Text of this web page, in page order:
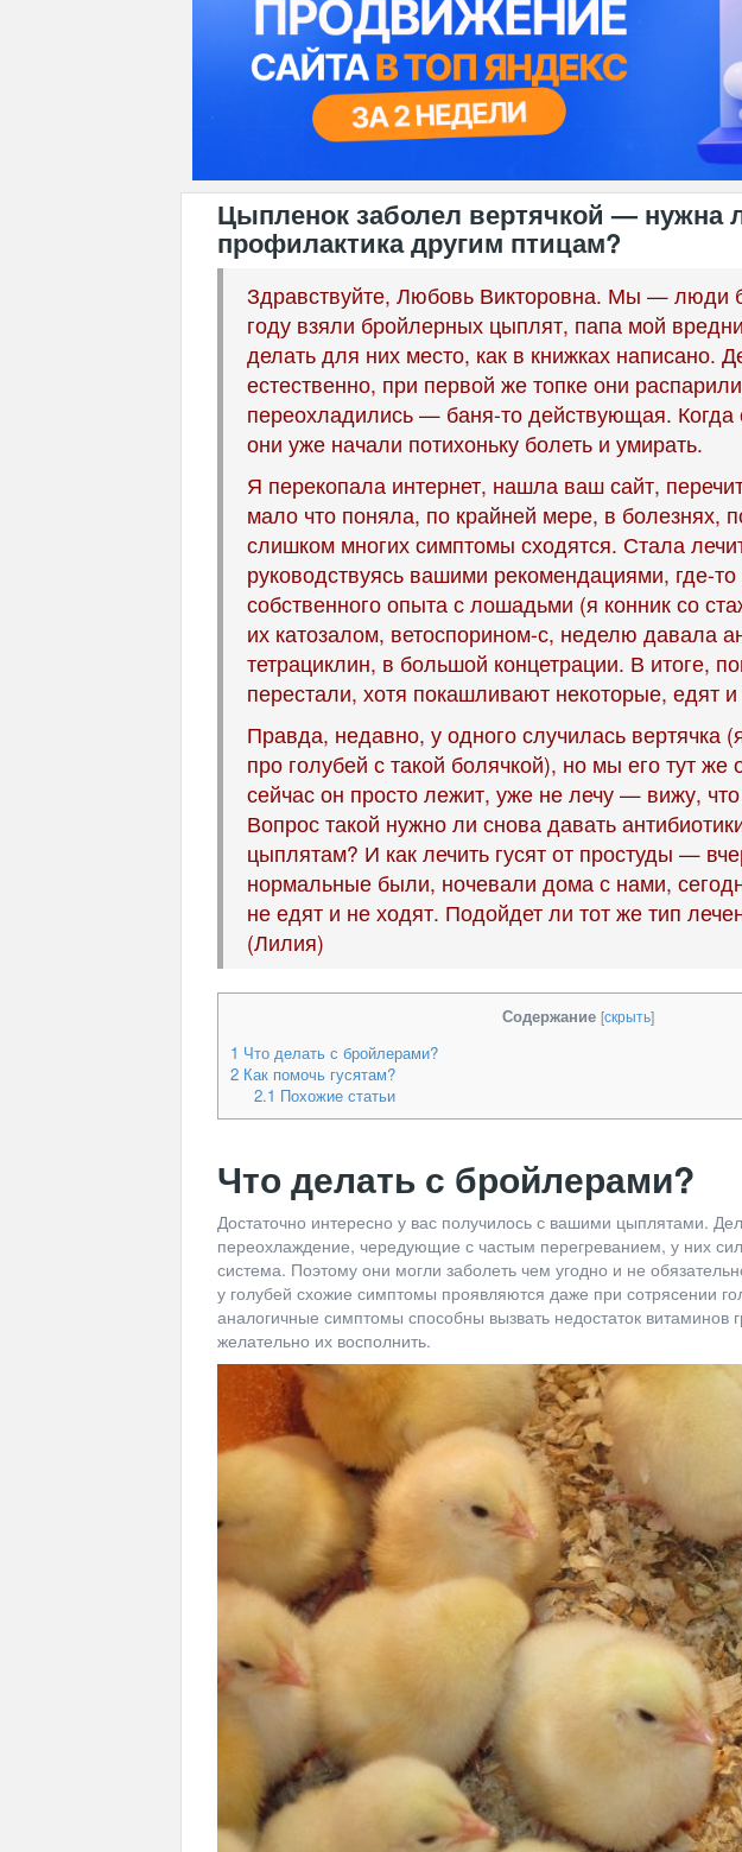
Цыпленок заболел вертячкой — нужна
профилактика другим птицам?
Здравствуйте, Любовь Викторовна. Мы — люди
году взяли бройлерных цыплят, папа мой
делать для них место, как в книжках написано.
естественно, при первой же топке они
переохладились — баня-то действующая. Когда
они уже начали потихоньку болеть и умирать.
Я перекопала интернет, нашла ваш сайт,
мало что поняла, по крайней мере, в болезнях,
слишком многих симптомы сходятся. Стала
руководствуясь вашими рекомендациями, где-то
собственного опыта с лошадьми (я конник со
их катозалом, ветоспорином-с, неделю давала
тетрациклин, в большой концетрации. В итоге,
перестали, хотя покашливают некоторые, едят
Правда, недавно, у одного случилась вертячка
про голубей с такой болячкой), но мы его тут
сейчас он просто лежит, уже не лечу — вижу,
Вопрос такой нужно ли снова давать
цыплятам? И как лечить гусят от простуды —
нормальные были, ночевали дома с нами,
не едят и не ходят. Подойдет ли тот же тип
(Лилия)
Содержание [скрыть]
1 Что делать с бройлерами?
2 Как помочь гусятам?
2.1 Похожие статьи
Что делать с бройлерами?
Достаточно интересно у вас получилось с вашими цыплятами.
переохлаждение, чередующие с частым перегреванием, у них
система. Поэтому они могли заболеть чем угодно и не
у голубей схожие симптомы проявляются даже при сотрясении
аналогичные симптомы способны вызвать недостаток витаминов
желательно их восполнить.